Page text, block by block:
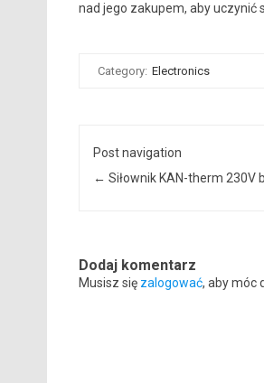
nad jego zakupem, aby uczynić
Category: Electronics
Post navigation
← Siłownik KAN-therm
Dodaj komentarz
Musisz się zalogować, aby móc